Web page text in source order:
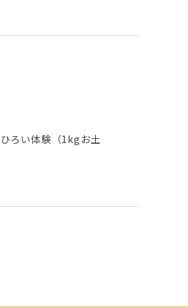
ろい体験（1kgお土